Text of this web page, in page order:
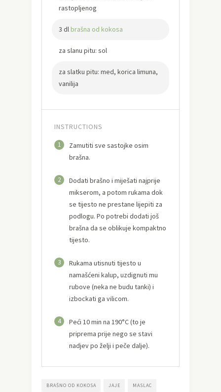
rastopljenog
3 dl brašna od kokosa
za slanu pitu: sol
za slatku pitu: med, korica limuna,
vanilija
INSTRUCTIONS
1
Zamutiti sve sastojke osim
brašna.
2
Dodati brašno i miješati najprije
mikserom, a potom rukama dok
se tijesto ne prestane lijepiti za
podlogu. Po potrebi dodati još
brašna da se oblikuje kompaktno
tijesto.
3
Rukama utisnuti tijesto u
namašćeni kalup, uzdignuti mu
rubove (neka ne budu tanki) i
izbockati ga vilicom.
4
Peći 10 min na 190°C (to je
priprema prije nego se stavi
nadjev po želji i peče dalje).
BRAŠNO OD KOKOSA JAJE MASLAC